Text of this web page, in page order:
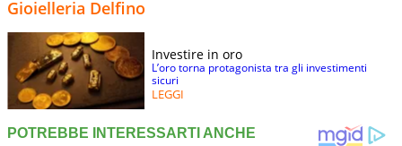
Gioielleria Delfino
Investire in oro
L’oro torna protagonista tra gli investimenti
sicuri
LEGGI